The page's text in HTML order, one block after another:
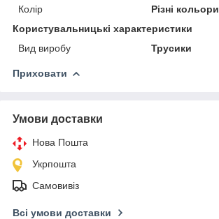
Колір
Різні кольори
Користувальницькі характеристики
Вид виробу
Трусики
Приховати
Умови доставки
Нова Пошта
Укрпошта
Самовивіз
Всі умови доставки